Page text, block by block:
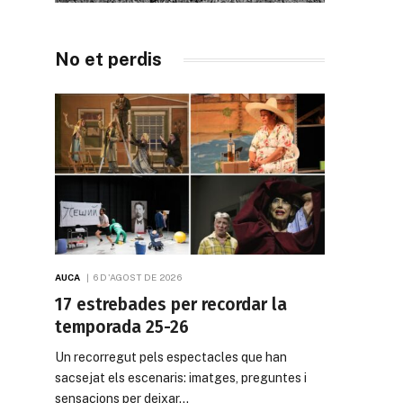
No et perdis
AUCA 6 D'AGOST DE 2026
17 estrebades per recordar la
temporada 25-26
Un recorregut pels espectacles que han
sacsejat els escenaris: imatges, preguntes i
sensacions per deixar…